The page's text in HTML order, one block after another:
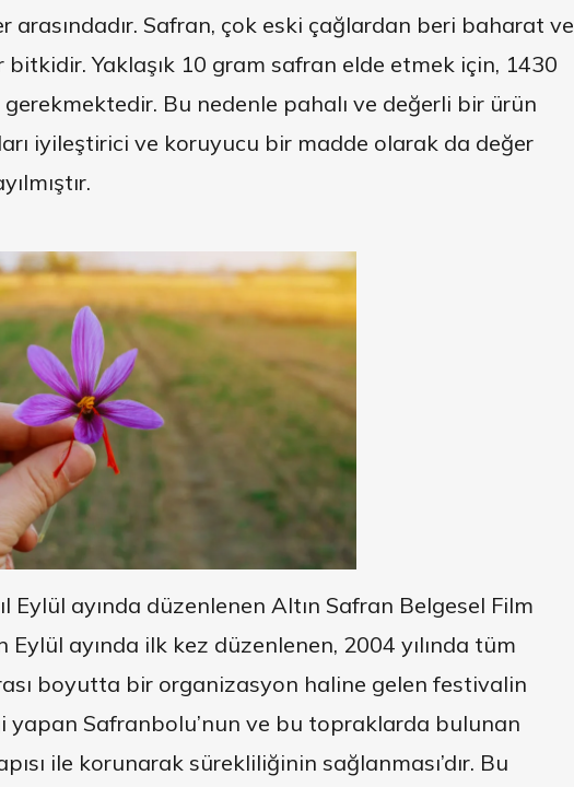
Safran, çok eski çağlardan beri baharat ve
bitkidir. Yaklaşık 10 gram safran elde etmek için, 1430
Bu nedenle pahalı ve değerli bir ürün
iyileştirici ve koruyucu bir madde olarak da değer
Eylül ayında düzenlenen Altın Safran Belgesel Film
Eylül ayında ilk kez düzenlenen, 2004 yılında tüm
boyutta bir organizasyon haline gelen festivalin
yapan Safranbolu’nun ve bu topraklarda bulunan
ile korunarak sürekliliğinin sağlanması’dır. Bu